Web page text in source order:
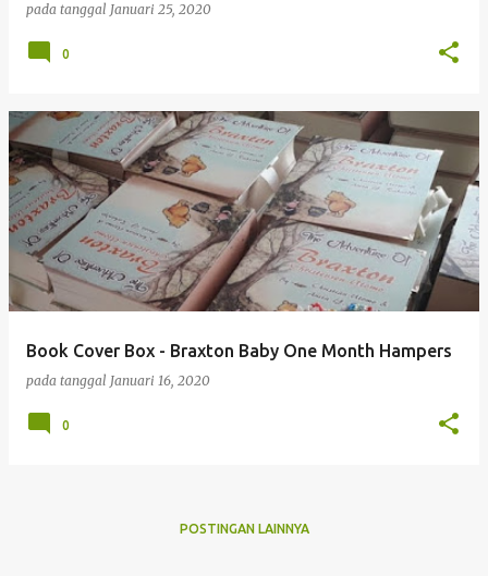
pada tanggal Januari 25, 2020
0
Book Cover Box - Braxton Baby One Month Hampers
pada tanggal Januari 16, 2020
0
POSTINGAN LAINNYA